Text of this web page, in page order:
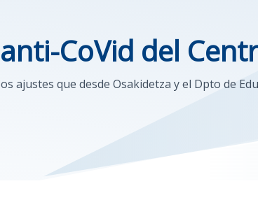
CoVid del
que desde Osakidetza y el Dpto de